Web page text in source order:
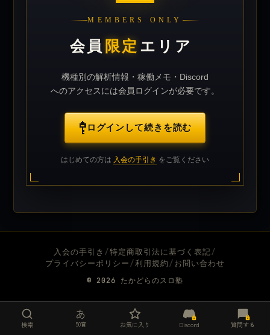
検索
あ
50音 お気に入り Discord 質問する
MEMBERS ONLY
会員 限定 エリア
機種別の解析情報・稼働メモ・Discord
へのアクセスには会員ログインが必要です。
ログインして続きを読む
はじめての方は 入会の手引き をご覧ください
入会の手引き /特定商取引法に基づく表記/
プライバシーポリシー/利用規約/お問い合わせ
© 2026 たかどらのスロ塾